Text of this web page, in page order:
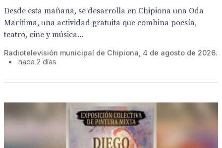
Desde esta mañana, se desarrolla en Chipiona una Oda
Marítima, una actividad gratuita que combina poesía,
teatro, cine y música...
Radiotelevisión municipal de Chipiona, 4 de agosto de 2026.
•
hace 2 días